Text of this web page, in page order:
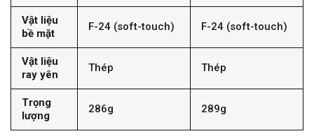
Vật liệu
bề mặt
F-24 (soft-touch) F-24 (soft-touch)
Vật liệu
ray yên
Thép Thép
Trọng
lượng
286g 289g